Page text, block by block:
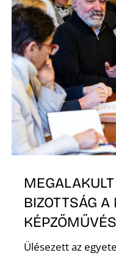
BIZOTTSÁG A
Ülésezett az